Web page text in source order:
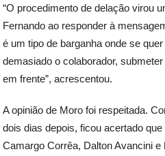
“O procedimento de delação virou
Fernando ao responder à
é um tipo de barganha onde se
demasiado o colaborador,
em frente”, acrescentou.
A opinião de Moro foi respeitada.
dois dias depois, ficou acertado
Camargo Corrêa, Dalton Avancini